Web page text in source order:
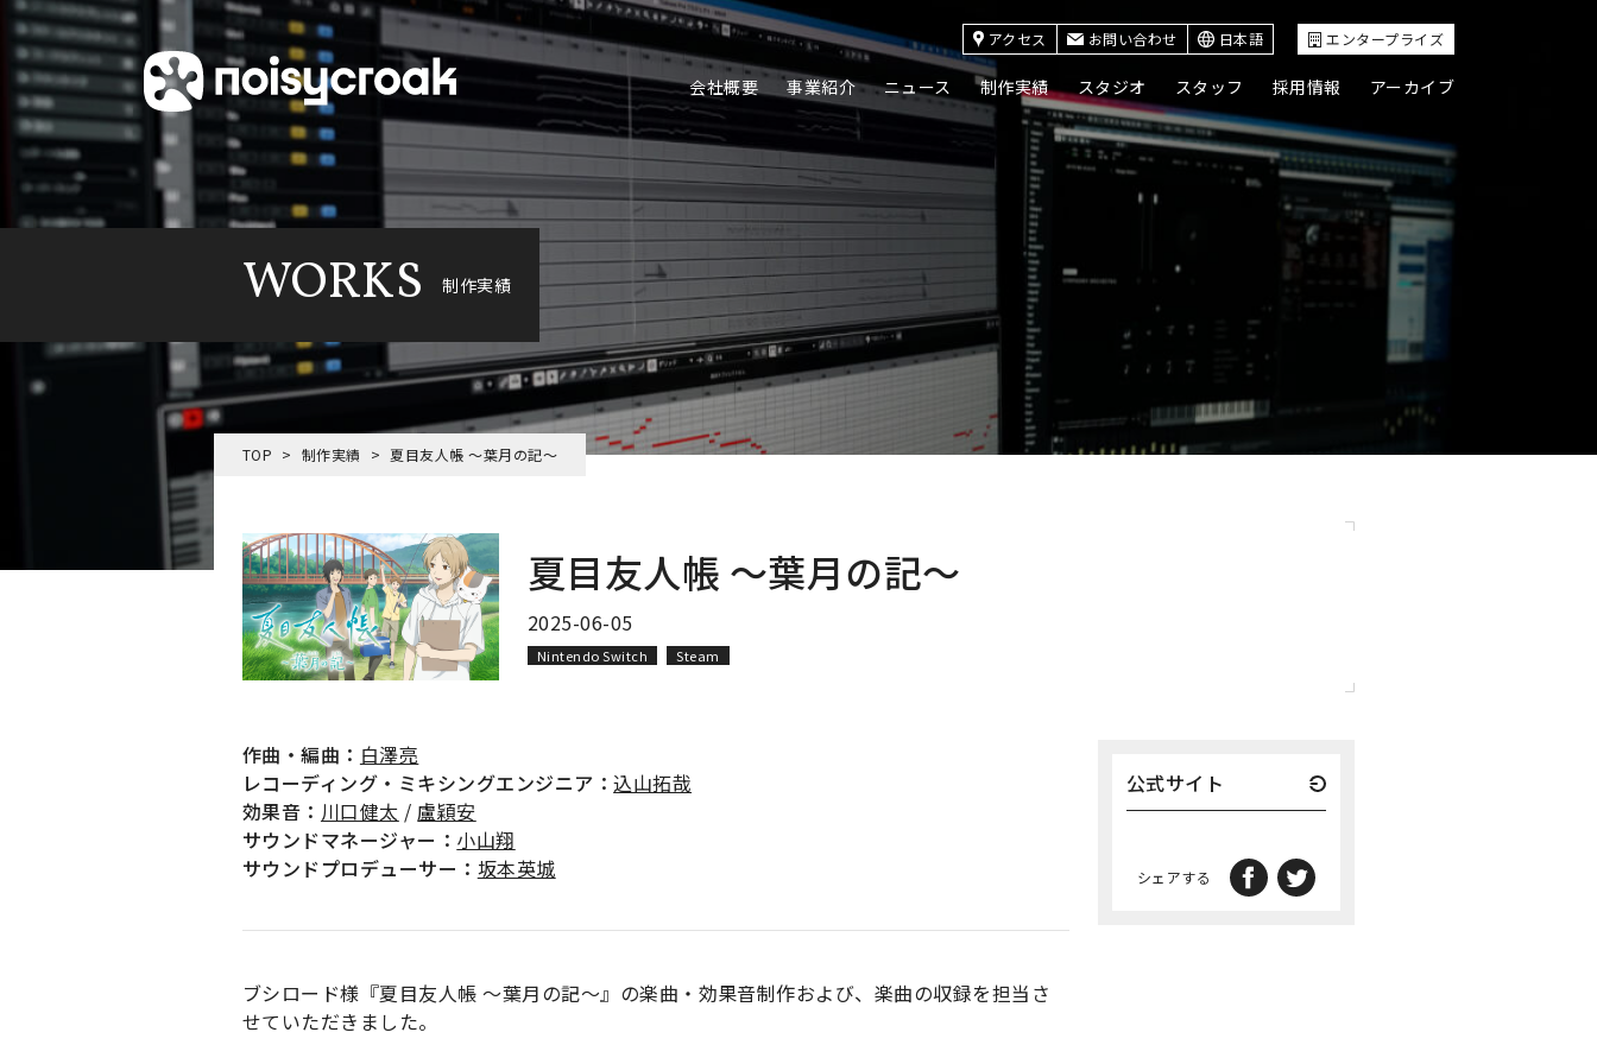
会社概要 事業紹介 ニュース 制作実績 スタジオ スタッフ 採用情報 アーカイブ
アクセス お問い合わせ 日本語 エンタープライズ
WORKS 制作実績
TOP 制作実績 夏目友人帳 〜葉月の記〜
夏目友人帳 〜葉月の記〜
2025-06-05
Nintendo Switch Steam
作曲・編曲： 白澤亮
レコーディング・ミキシングエンジニア：込山拓哉
効果音： 川口健太 /盧穎安
サウンドマネージャー： 小山翔
サウンドプロデューサー： 坂本英城
ブシロード様『夏目友人帳 〜葉月の記〜』の楽曲・効果音制作および、楽曲の収録を担当さ
せていただきました。
公式サイト
シェアする